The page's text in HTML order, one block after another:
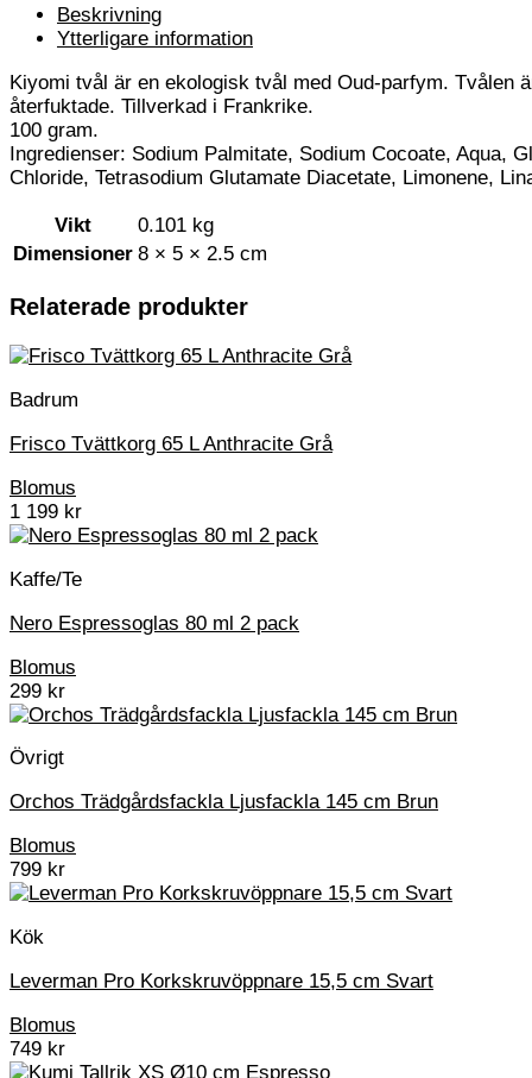
Beskrivning
Ytterligare information
Kiyomi tvål är en ekologisk tvål med Oud-parfym.
återfuktade. Tillverkad i Frankrike.
100 gram.
Ingredienser: Sodium Palmitate, Sodium Cocoate, Aqua,
Chloride, Tetrasodium Glutamate Diacetate, Limonene,
Vikt
0.101 kg
Dimensioner 8 × 5 × 2.5 cm
Relaterade produkter
Badrum
Frisco Tvättkorg 65 L Anthracite Grå
Blomus
1 199 kr
Kaffe/Te
Nero Espressoglas 80 ml 2 pack
Blomus
299 kr
Övrigt
Orchos Trädgårdsfackla Ljusfackla 145 cm Brun
Blomus
799 kr
Kök
Leverman Pro Korkskruvöppnare 15,5 cm Svart
Blomus
749 kr